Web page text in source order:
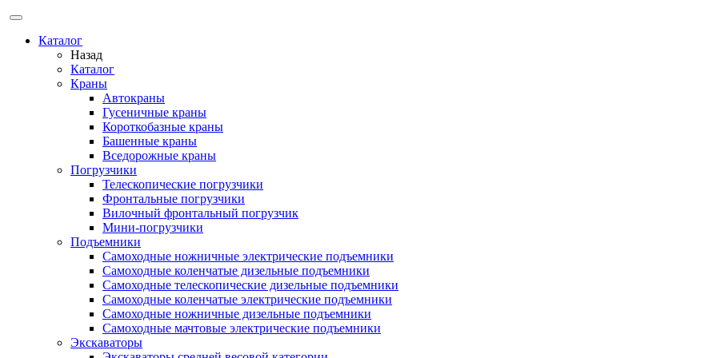
Каталог
Назад
Каталог
Краны
Автокраны
Гусеничные краны
Короткобазные краны
Башенные краны
Вcедорожные краны
Погрузчики
Телескопические погрузчики
Фронтальные погрузчики
Вилочный фронтальный погрузчик
Мини-погрузчики
Подъемники
Самоходные ножничные электрические подъемники
Самоходные коленчатые дизельные подъемники
Самоходные телескопические дизельные подъемники
Самоходные коленчатые электрические подъемники
Самоходные ножничные дизельные подъемники
Самоходные мачтовые электрические подъемники
Экскаваторы